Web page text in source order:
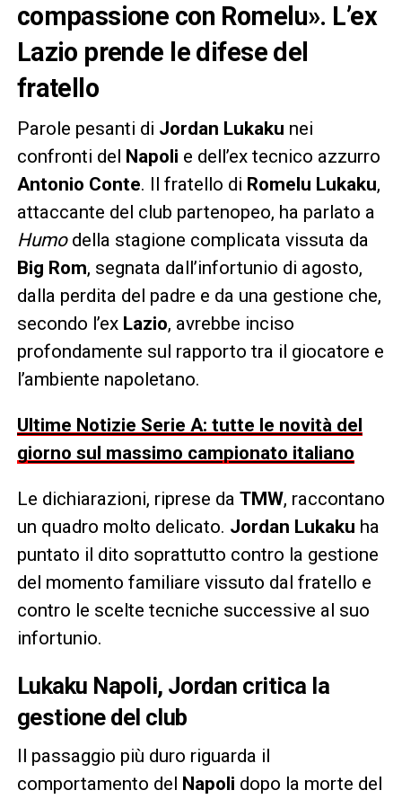
compassione con Romelu». L’ex
Lazio prende le difese del
fratello
Parole pesanti di Jordan Lukaku nei
confronti del
Napoli e dell’ex tecnico azzurro
Antonio Conte. Il fratello di Romelu Lukaku,
attaccante del club partenopeo, ha parlato a
Humodella stagione complicata vissuta da
Big Rom, segnata dall’infortunio di agosto,
dalla perdita del padre e da una gestione che,
secondo l’ex Lazio, avrebbe inciso
profondamente sul rapporto tra il giocatore e
l’ambiente napoletano.
Ultime Notizie Serie A: tutte le novità del
giorno sul massimo campionato italiano
Le dichiarazioni, riprese da TMW, raccontano
un quadro molto delicato. Jordan Lukaku ha
puntato il dito soprattutto contro la gestione
del momento familiare vissuto dal fratello e
contro le scelte tecniche successive al suo
infortunio.
Lukaku Napoli, Jordan critica la
gestione del club
Il passaggio più duro riguarda il
comportamento del
Napoli dopo la morte del